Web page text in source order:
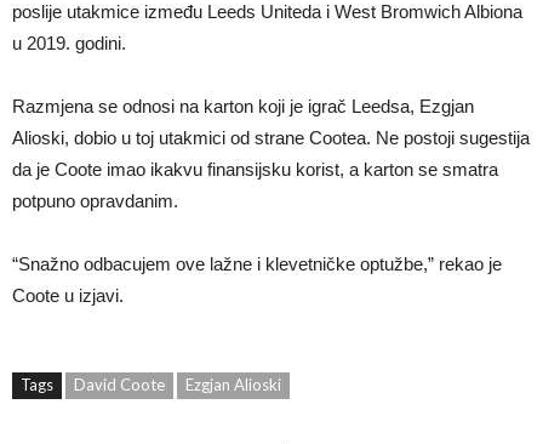
poslije utakmice između Leeds Uniteda i West Bromwich Albiona
u 2019. godini.
Razmjena se odnosi na karton koji je igrač Leedsa, Ezgjan
Alioski, dobio u toj utakmici od strane Cootea. Ne postoji sugestija
da je Coote imao ikakvu finansijsku korist, a karton se smatra
potpuno opravdanim.
“Snažno odbacujem ove lažne i klevetničke optužbe,” rekao je
Coote u izjavi.
Tags David Coote Ezgjan Alioski